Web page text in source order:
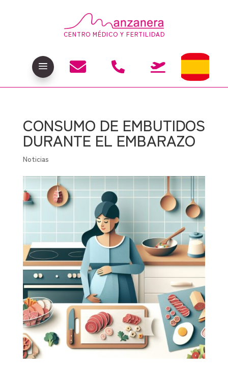
CENTRO MÉDICO Y FERTILIDAD
a   
CONSUMO DE EMBUTIDOS
DURANTE EL EMBARAZO
Noticias